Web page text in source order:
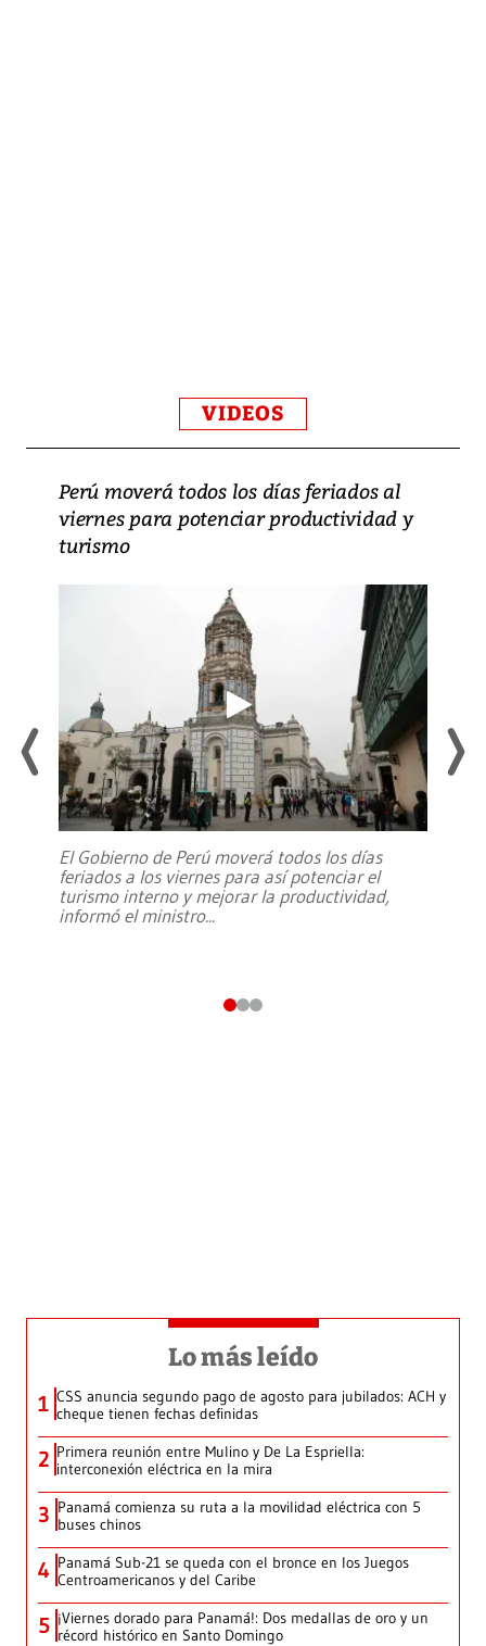
VIDEOS
Perú moverá todos los días feriados al
viernes para potenciar productividad y
turismo
El Gobierno de Perú moverá todos los días
feriados a los viernes para así potenciar el
turismo interno y mejorar la productividad,
informó el ministro...
Lo más leído
1 CSS anuncia segundo pago de agosto para jubilados: ACH y
cheque tienen fechas definidas
2 Primera reunión entre Mulino y De La Espriella:
interconexión eléctrica en la mira
3 Panamá comienza su ruta a la movilidad eléctrica con 5
buses chinos
4 Panamá Sub-21 se queda con el bronce en los Juegos
Centroamericanos y del Caribe
5 ¡Viernes dorado para Panamá!: Dos medallas de oro y un
récord histórico en Santo Domingo